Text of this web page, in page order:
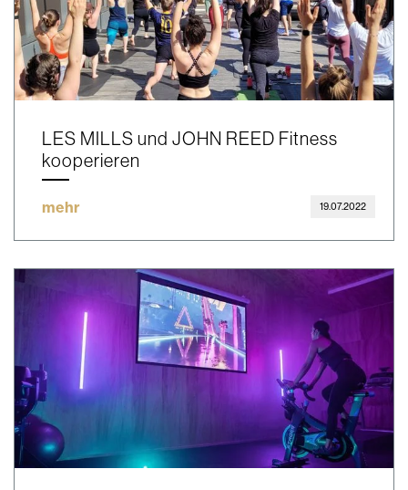
LES MILLS und JOHN REED Fitness
kooperieren
mehr 19.07.2022